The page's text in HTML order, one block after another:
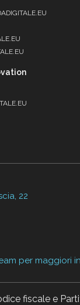
22
per maggiori
fiscale e